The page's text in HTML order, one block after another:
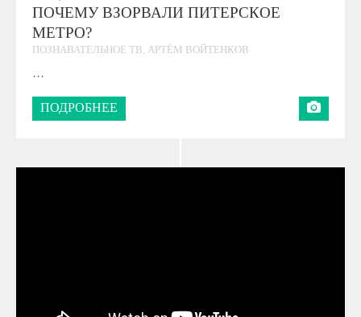
ПОЧЕМУ ВЗОРВАЛИ ПИТЕРСКОЕ
МЕТРО?
ПОЗНАВАТЕЛЬНОЕ ТВ, АРТЁМ ВОЙТЕНКОВ
…
ПОДРОБНЕЕ